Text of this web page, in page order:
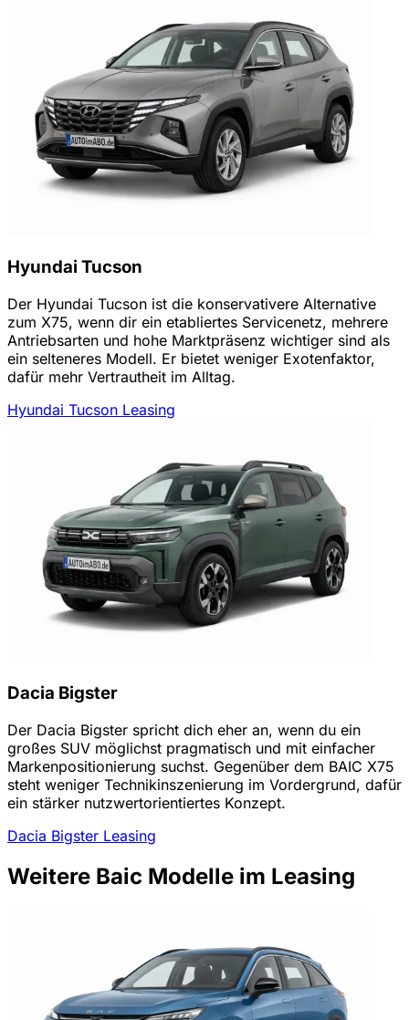
Hyundai Tucson
Der Hyundai Tucson ist die konservativere Alternative
zum X75, wenn dir ein etabliertes Servicenetz, mehrere
Antriebsarten und hohe Marktpräsenz wichtiger sind als
ein selteneres Modell. Er bietet weniger Exotenfaktor,
dafür mehr Vertrautheit im Alltag.
Hyundai Tucson Leasing
Dacia Bigster
Der Dacia Bigster spricht dich eher an, wenn du ein
großes SUV möglichst pragmatisch und mit einfacher
Markenpositionierung suchst. Gegenüber dem BAIC X75
steht weniger Technikinszenierung im Vordergrund, dafür
ein stärker nutzwertorientiertes Konzept.
Dacia Bigster Leasing
Weitere Baic Modelle im Leasing